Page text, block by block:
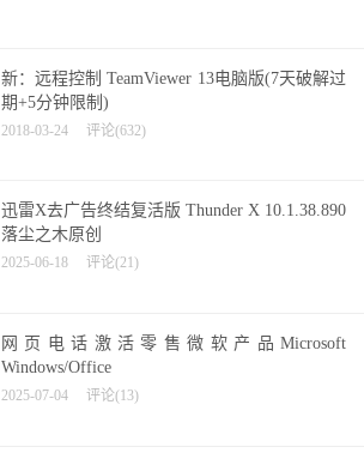
新：远程控制 TeamViewer 13电脑版(7天破解过
期+5分钟限制)
2018-03-24 评论(632)
迅雷X去广告终结复活版 Thunder X 10.1.38.890
落尘之木原创
2025-06-18 评论(21)
网页电话激活零售微软产品Microsoft
Windows/Office
2025-07-04 评论(13)